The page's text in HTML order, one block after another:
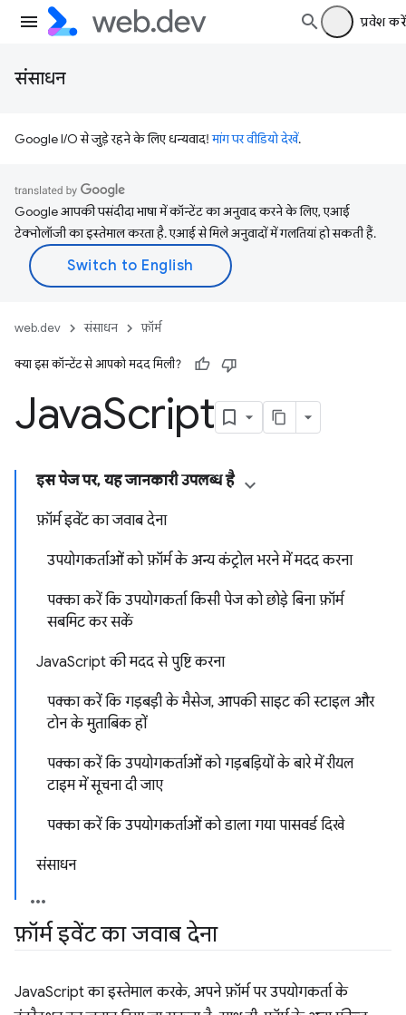
प्रवेश करें
संसाधन
Google I/O से जुड़े रहने के लिए धन्यवाद!मांग पर वीडियो देखें.
Google आपकी पसंदीदा भाषा में कॉन्टेंट का अनुवाद करने के लिए, एआई
टेक्नोलॉजी का इस्तेमाल करता है. एआई से मिले अनुवादों में गलतियां हो सकती हैं.
web.dev संसाधन फ़ॉर्म
क्या इस कॉन्टेंट से आपको मदद मिली?
JavaScript
इस पेज पर, यह जानकारी उपलब्ध है
फ़ॉर्म इवेंट का जवाब देना
उपयोगकर्ताओं को फ़ॉर्म के अन्य कंट्रोल भरने में मदद करना
पक्का करें कि उपयोगकर्ता किसी पेज को छोड़े बिना फ़ॉर्म
सबमिट कर सकें
JavaScript की मदद से पुष्टि करना
पक्का करें कि गड़बड़ी के मैसेज, आपकी साइट की स्टाइल और
टोन के मुताबिक हों
पक्का करें कि उपयोगकर्ताओं को गड़बड़ियों के बारे में रीयल
टाइम में सूचना दी जाए
पक्का करें कि उपयोगकर्ताओं को डाला गया पासवर्ड दिखे
संसाधन
फ़ॉर्म इवेंट का जवाब देना
JavaScript का इस्तेमाल करके, अपने फ़ॉर्म पर उपयोगकर्ता के